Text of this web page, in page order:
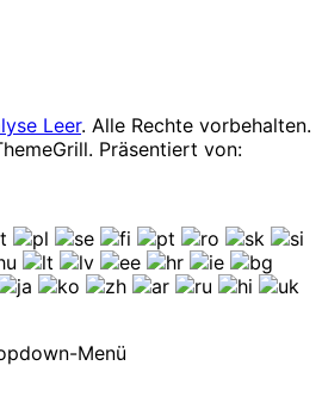
Leer. Alle Rechte vorbehalten.
Präsentiert von: